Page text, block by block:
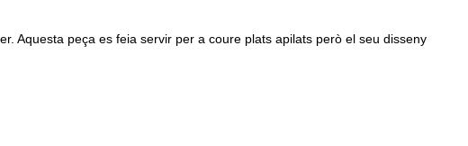
Aquesta peça es feia servir per a coure plats apilats però el seu disseny